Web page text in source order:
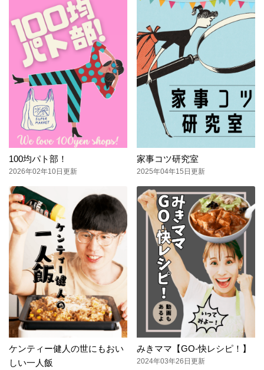
100均パト部！
2026年02年10日更新
家事コツ研究室
2025年04年15日更新
ケンティー健人の世にもおい
しい一人飯
みきママ【GO-快レシピ！】
2024年03年26日更新